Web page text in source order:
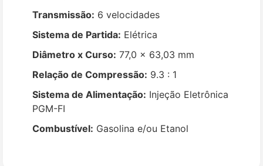
Transmissão: 6 velocidades
Sistema de Partida: Elétrica
Diâmetro x Curso: 77,0 x 63,03 mm
Relação de Compressão: 9.3 : 1
Sistema de Alimentação: Injeção Eletrônica
PGM-FI
Combustível: Gasolina e/ou Etanol